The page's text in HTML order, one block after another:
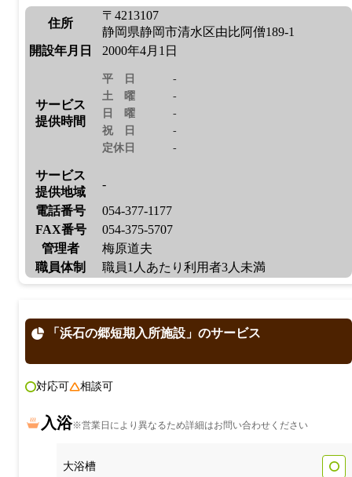
住所
〒4213107
静岡県静岡市清水区由比阿僧189-1
開設年月日
2000年4月1日
サービス
提供時間
平日
-
土曜
-
日曜
-
祝日
-
定休日
-
サービス
提供地域
-
電話番号
054-377-1177
FAX番号
054-375-5707
管理者
梅原道夫
職員体制
職員1人あたり利用者3人未満
「浜石の郷短期入所施設」のサービス
対応可 相談可
入浴※営業日により異なるため詳細はお問い合わせください
大浴槽